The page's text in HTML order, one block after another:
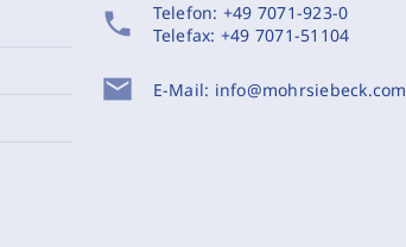
phone Telefon: +49 7071-923-0
Telefax: +49 7071-51104
mail E-Mail: info@mohrsiebeck.com